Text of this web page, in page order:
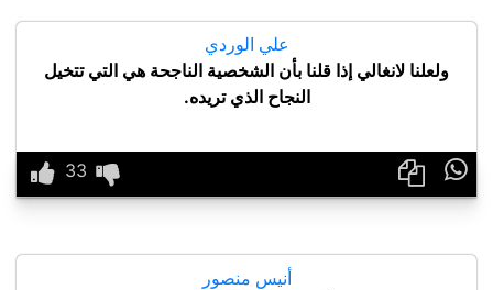
علي الوردي
ولعلنا لانغالي إذا قلنا بأن الشخصية الناجحة هي التي تتخيل
النجاح الذي تريده.

أنيس منصور